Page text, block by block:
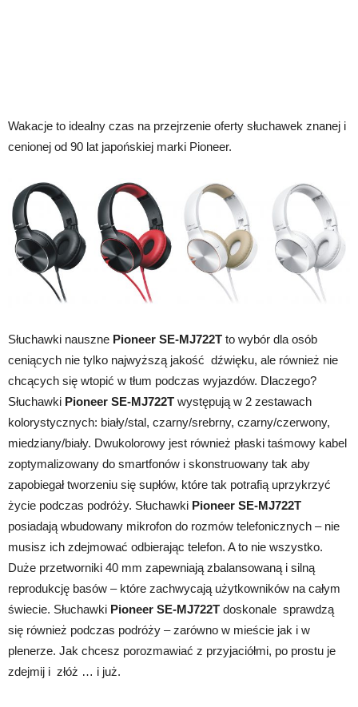
Wakacje to idealny czas na przejrzenie oferty słuchawek znanej i
cenionej od 90 lat japońskiej marki Pioneer.
Słuchawki nauszne Pioneer SE-MJ722T to wybór dla osób
ceniących nie tylko najwyższą jakość dźwięku, ale również nie
chcących się wtopić w tłum podczas wyjazdów. Dlaczego?
Słuchawki Pioneer SE-MJ722T występują w 2 zestawach
kolorystycznych: biały/stal, czarny/srebrny, czarny/czerwony,
miedziany/biały. Dwukolorowy jest również płaski taśmowy kabel
zoptymalizowany do smartfonów i skonstruowany tak aby
zapobiegał tworzeniu się supłów, które tak potrafią uprzykrzyć
życie podczas podróży. Słuchawki Pioneer SE-MJ722T
posiadają wbudowany mikrofon do rozmów telefonicznych – nie
musisz ich zdejmować odbierając telefon. A to nie wszystko.
Duże przetworniki 40 mm zapewniają zbalansowaną i silną
reprodukcję basów – które zachwycają użytkowników na całym
świecie. Słuchawki Pioneer SE-MJ722T doskonale sprawdzą
się również podczas podróży – zarówno w mieście jak i w
plenerze. Jak chcesz porozmawiać z przyjaciółmi, po prostu je
zdejmij i złóż … i już.